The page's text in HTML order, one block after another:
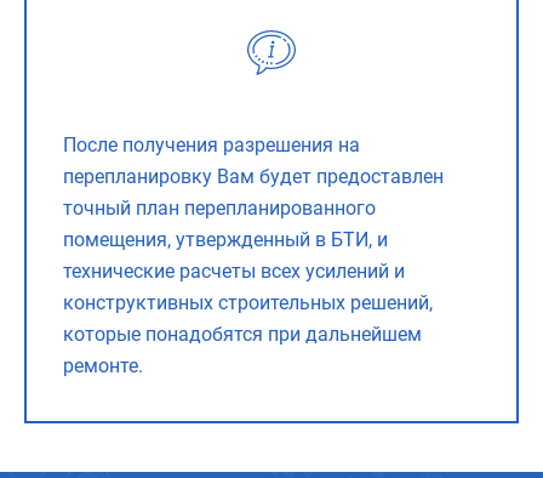
После получения разрешения на
перепланировку Вам будет предоставлен
точный план перепланированного
помещения, утвержденный в БТИ, и
технические расчеты всех усилений и
конструктивных строительных решений,
которые понадобятся при дальнейшем
ремонте.